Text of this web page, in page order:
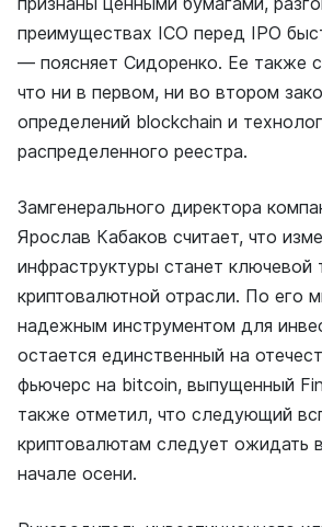
преимуществах ICO перед IPO
— поясняет Сидоренко. Ее также
что ни в первом, ни во втором
определений blockchain и
распределенного реестра.
Замгенерального директора
Ярослав Кабаков считает, что
инфраструктуры станет ключевой
криптовалютной отрасли. По его
надежным инструментом для
остается единственный на
фьючерс на bitcoin, выпущенный
также отметил, что следующий
криптовалютам следует ожидать
начале осени.